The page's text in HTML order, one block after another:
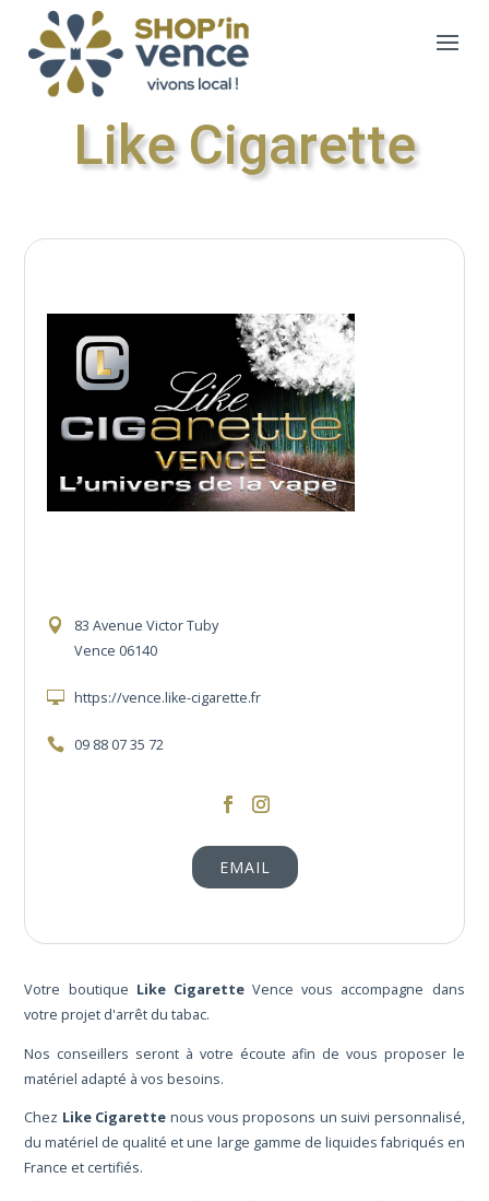
Like Cigarette
83 Avenue Victor Tuby
Vence 06140
https://vence.like-cigarette.fr
09 88 07 35 72
https://www.facebook.com/
https://www.instagram.com/
EMAIL
Votre boutique Like CigaretteVence vous accompagne dans
votre projet d'arrêt du tabac.
Nos conseillers seront à votre écoute afin de vous proposer le
matériel adapté à vos besoins.
Chez Like Cigarette nous vous proposons un suivi personnalisé,
du matériel de qualité et une large gamme de liquides fabriqués en
France et certifiés.